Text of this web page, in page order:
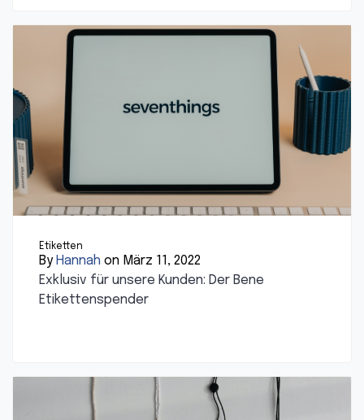
Etiketten
By Hannah on März 11, 2022
Exklusiv für unsere Kunden: Der Bene
Etikettenspender